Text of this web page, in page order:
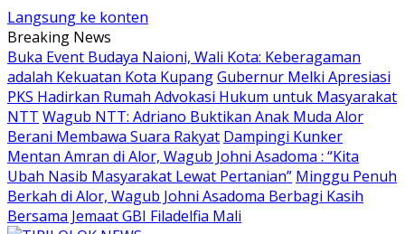
Langsung ke konten
Breaking News
Buka Event Budaya Naioni, Wali Kota: Keberagaman
adalah Kekuatan Kota KupangGubernur Melki Apresiasi
PKS Hadirkan Rumah Advokasi Hukum untuk Masyarakat
NTT Wagub NTT: Adriano Buktikan Anak Muda Alor
Berani Membawa Suara Rakyat Dampingi Kunker
Mentan Amran di Alor, Wagub Johni Asadoma : “Kita
Ubah Nasib Masyarakat Lewat Pertanian” Minggu Penuh
Berkah di Alor, Wagub Johni Asadoma Berbagi Kasih
Bersama Jemaat GBI Filadelfia Mali